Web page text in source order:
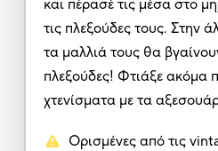
και πέρασέ τις μέσα στο
τις πλεξούδες τους. Στην
τα μαλλιά τους θα
πλεξούδες! Φτιάξε ακόμα
χτενίσματα με τα
Ορισμένες από τις